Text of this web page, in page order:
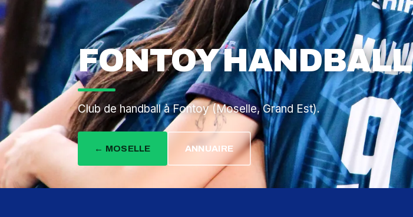
FONTOY HANDBALL
Club de handball à Fontoy (Moselle, Grand Est).
← MOSELLE ANNUAIRE